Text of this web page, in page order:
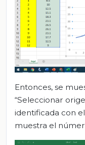
Entonces, se
“Seleccionar
identificada con
muestra el